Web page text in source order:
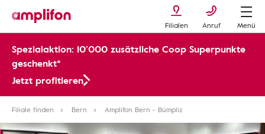
Filialen Anruf Menü
Spezialaktion: 10’000 zusätzliche Coop Superpunkte
geschenkt*
Jetzt profitieren
Filiale finden Bern Amplifon Bern - Bümpliz